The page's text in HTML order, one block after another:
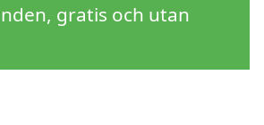
gratis och utan